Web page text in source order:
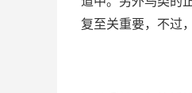
复至关重要，不过